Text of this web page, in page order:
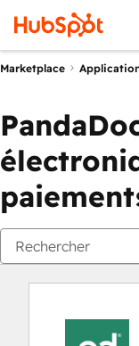
Marketplace